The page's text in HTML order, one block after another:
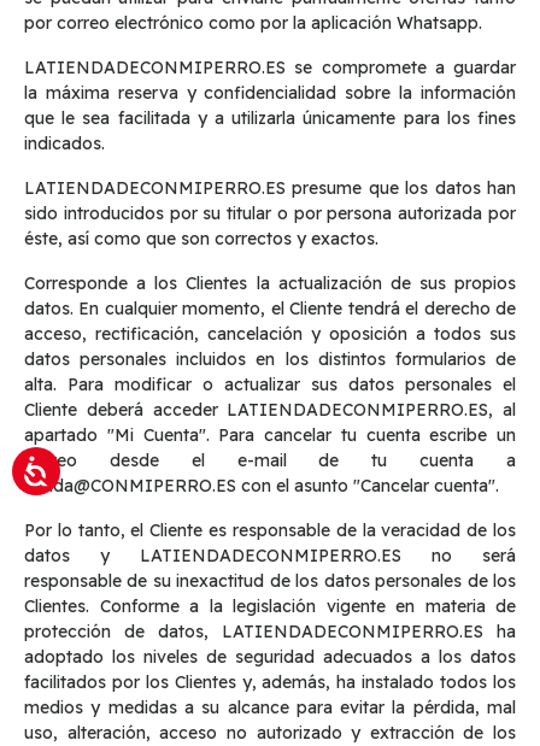
por correo electrónico como por la aplicación Whatsapp.
LATIENDADECONMIPERRO.ES se compromete a guardar
la máxima reserva y confidencialidad sobre la información
que le sea facilitada y a utilizarla únicamente para los fines
indicados.
LATIENDADECONMIPERRO.ES presume que los datos han
sido introducidos por su titular o por persona autorizada por
éste, así como que son correctos y exactos.
Corresponde a los Clientes la actualización de sus propios
datos. En cualquier momento, el Cliente tendrá el derecho de
acceso, rectificación, cancelación y oposición a todos sus
datos personales incluidos en los distintos formularios de
alta. Para modificar o actualizar sus datos personales el
Cliente deberá acceder LATIENDADECONMIPERRO.ES, al
apartado "Mi Cuenta". Para cancelar tu cuenta escribe un
correo desde el e-mail de tu cuenta a
tienda@CONMIPERRO.ES con el asunto "Cancelar cuenta".
Por lo tanto, el Cliente es responsable de la veracidad de los
datos y LATIENDADECONMIPERRO.ES no será
responsable de su inexactitud de los datos personales de los
Clientes. Conforme a la legislación vigente en materia de
protección de datos, LATIENDADECONMIPERRO.ES ha
adoptado los niveles de seguridad adecuados a los datos
facilitados por los Clientes y, además, ha instalado todos los
medios y medidas a su alcance para evitar la pérdida, mal
uso, alteración, acceso no autorizado y extracción de los